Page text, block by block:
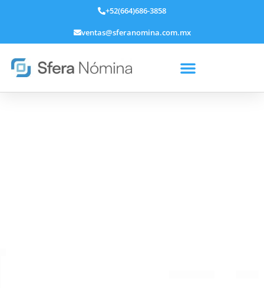
+52(664)686-3858
ventas@sferanomina.com.mx